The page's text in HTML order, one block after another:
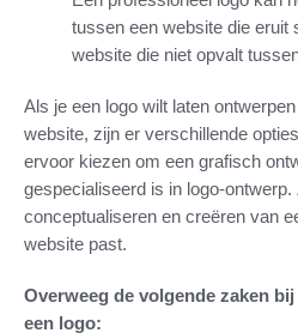
tussen een website die eruit
website die niet opvalt
Als je een logo wilt laten
website, zijn er verschillende
ervoor kiezen om een grafisch
gespecialiseerd is in logo-
conceptualiseren en creëren van
website past.
Overweeg de volgende zaken
een logo: